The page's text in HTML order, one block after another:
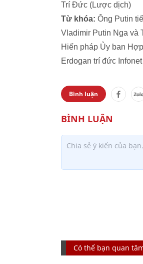
Trí Đức (Lược dịch)
Từ khóa: Ông Putin
Vladimir Putin Nga và
Hiến pháp Ủy ban
Erdogan trí đức Infonet
Bình luận
Có thể bạn quan